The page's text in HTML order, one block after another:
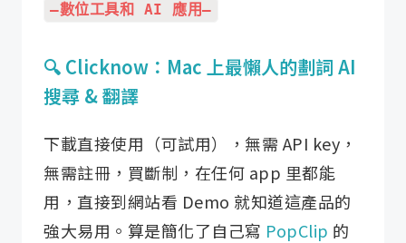
—數位工具和 AI 應用—
🔍 Clicknow：Mac 上最懶人的劃詞 AI
搜尋 & 翻譯
下載直接使用（可試用），無需 API key，
無需註冊，買斷制，在任何 app 里都能
用，直接到網站看 Demo 就知道這產品的
強大易用。算是簡化了自己寫 PopClip 的